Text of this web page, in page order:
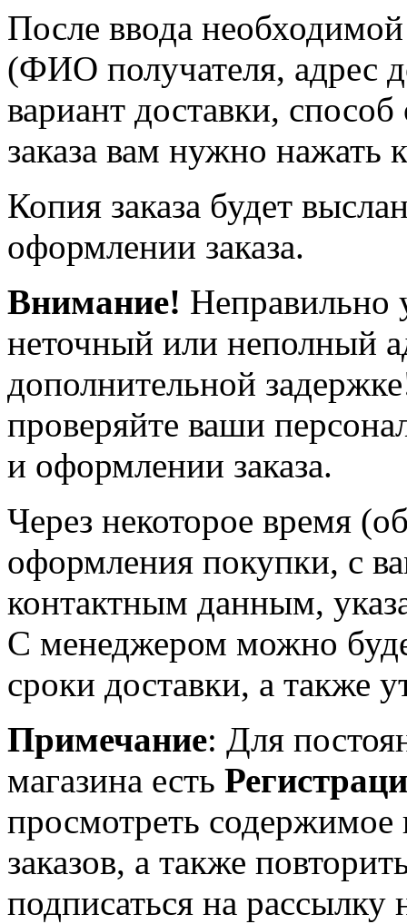
После ввода
(ФИО получателя, адрес
вариант доставки,
заказа вам нужно нажать
Копия заказа будет
оформлении заказа.
Внимание! Неправильно
неточный или неполный
дополнительной
проверяйте ваши
и оформлении заказа.
Через некоторое время
оформления покупки, с
контактным данным,
С менеджером можно
сроки доставки, а также
Примечание: Для
магазина есть
просмотреть
заказов, а также
подписаться на рассылку